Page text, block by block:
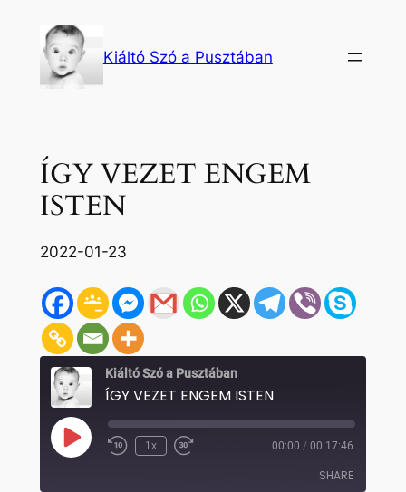
tartalomhoz
Kiáltó Szó a Pusztában
ÍGY VEZET ENGEM
ISTEN
2022-01-23
Kiáltó Szó a Pusztában
ÍGY VEZET ENGEM ISTEN
Play
Episode Rewind
1x
Fast
00:00 / 00:17:46
SHARE